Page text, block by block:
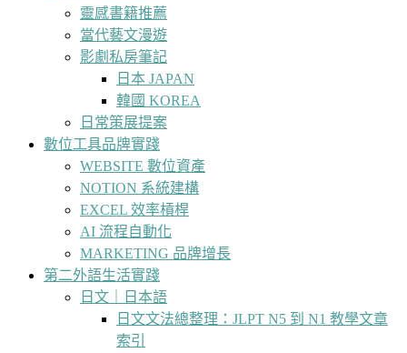
靈感書籍推薦
當代藝文漫遊
影劇私房筆記
日本 JAPAN
韓國 KOREA
日常策展提案
數位工具品牌實踐
WEBSITE 數位資產
NOTION 系統建構
EXCEL 效率槓桿
AI 流程自動化
MARKETING 品牌增長
第二外語生活實踐
日文｜日本語
日文文法總整理：JLPT N5 到 N1 教學文章
索引